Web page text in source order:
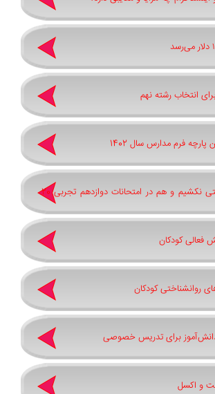
انتخاب رشته نهم
پارچه فرم مدارس سال 1402
چگونه هم سختی نکشیم و هم در امتحانات دوازدهم تجربی 20
فعالی کودکان
روانشناختی کودکان
برای تدریس خصوصی
و اکسل